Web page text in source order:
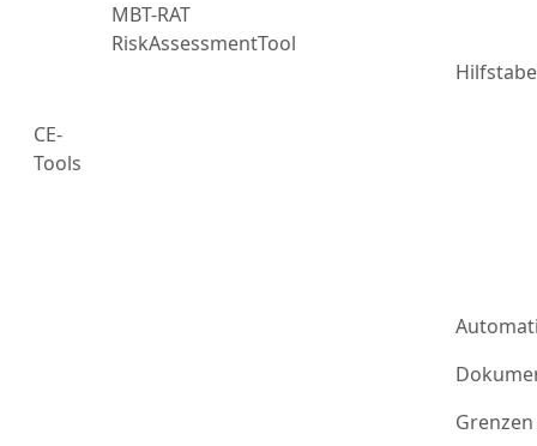
CE-
Tools
MBT-RAT
RiskAssessmentTool